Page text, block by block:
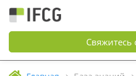
Свяжитесь